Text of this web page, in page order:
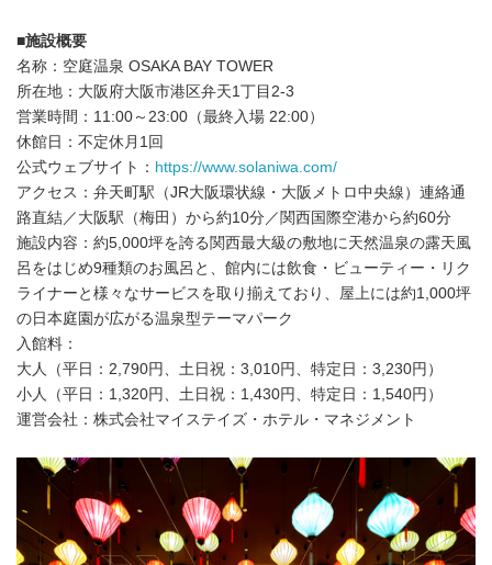
■施設概要
名称：空庭温泉 OSAKA BAY TOWER
所在地：大阪府大阪市港区弁天1丁目2-3
営業時間：11:00～23:00（最終入場 22:00）
休館日：不定休月1回
公式ウェブサイト： https://www.solaniwa.com/
アクセス：弁天町駅（JR大阪環状線・大阪メトロ中央線）連絡通
路直結／大阪駅（梅田）から約10分／関西国際空港から約60分
施設内容：約5,000坪を誇る関西最大級の敷地に天然温泉の露天風
呂をはじめ9種類のお風呂と、館内には飲食・ビューティー・リク
ライナーと様々なサービスを取り揃えており、屋上には約1,000坪
の日本庭園が広がる温泉型テーマパーク
入館料：
大人（平日：2,790円、土日祝：3,010円、特定日：3,230円）
小人（平日：1,320円、土日祝：1,430円、特定日：1,540円）
運営会社：株式会社マイステイズ・ホテル・マネジメント